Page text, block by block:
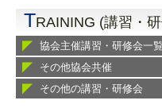
TRAINING (講習・
協会主催講習・研修会一覧
その他協会共催
その他の講習・研修会